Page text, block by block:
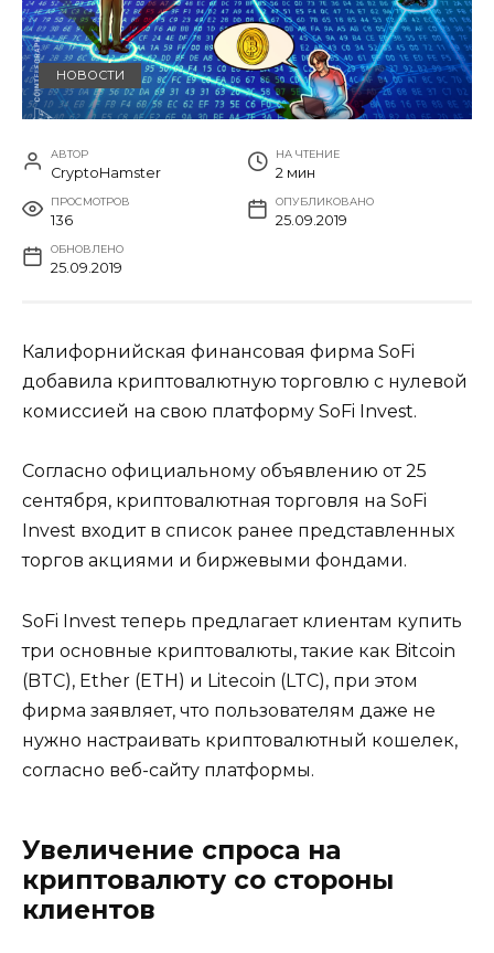
НОВОСТИ
АВТОР
CryptoHamster
НА ЧТЕНИЕ
2 мин
ПРОСМОТРОВ
136
ОПУБЛИКОВАНО
25.09.2019
ОБНОВЛЕНО
25.09.2019
Калифорнийская финансовая фирма SoFi
добавила криптовалютную торговлю с нулевой
комиссией на свою платформу SoFi Invest.
Согласно официальному объявлению от 25
сентября, криптовалютная торговля на SoFi
Invest входит в список ранее представленных
торгов акциями и биржевыми фондами.
SoFi Invest теперь предлагает клиентам купить
три основные криптовалюты, такие как Bitcoin
(BTC), Ether (ETH) и Litecoin (LTC), при этом
фирма заявляет, что пользователям даже не
нужно настраивать криптовалютный кошелек,
согласно веб-сайту платформы.
Увеличение спроса на
криптовалюту со стороны
клиентов